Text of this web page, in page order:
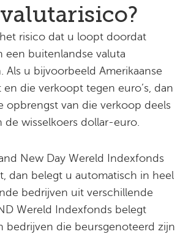
risico dat u loopt doordat
een buitenlandse valuta
Als u bijvoorbeeld Amerikaanse
die verkoopt tegen euro’s, dan
opbrengst van die verkoop deels
de wisselkoers dollar-euro.
New Day Wereld Indexfonds
dan belegt u automatisch in heel
bedrijven uit verschillende
Wereld Indexfonds belegt
bedrijven die beursgenoteerd zijn